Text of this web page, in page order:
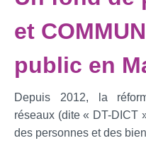
et
public en
Depuis 2012, la
réseaux (dite « DT-DICT
des personnes et des